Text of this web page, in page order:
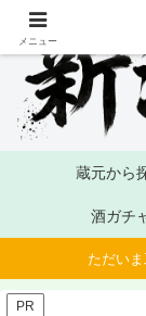
蔵元から
酒ガチ
ただい
PR
メニュー